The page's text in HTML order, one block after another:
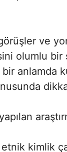
ve
olumlu bir
anlamda
kimlik